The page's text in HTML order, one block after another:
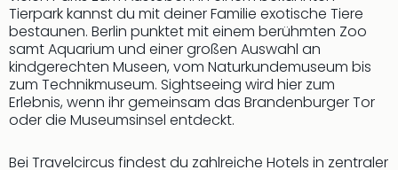
Tierpark kannst du mit deiner Familie exotische Tiere
bestaunen. Berlin punktet mit einem berühmten Zoo
samt Aquarium und einer großen Auswahl an
kindgerechten Museen, vom Naturkundemuseum bis
zum Technikmuseum. Sightseeing wird hier zum
Erlebnis, wenn ihr gemeinsam das Brandenburger Tor
oder die Museumsinsel entdeckt.
Bei Travelcircus findest du zahlreiche Hotels in zentraler